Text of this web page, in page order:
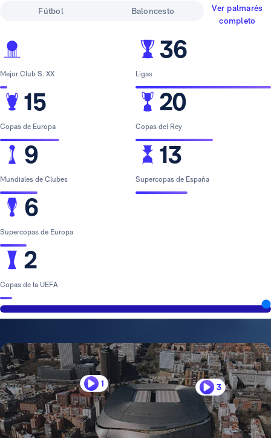
Fútbol Baloncesto
Ver palmarés
completo
Mejor Club S. XX
15
Copas de Europa
9
Mundiales de Clubes
6
Supercopas de Europa
2
Copas de la UEFA
36
Ligas
20
Copas del Rey
13
Supercopas de España
1 3